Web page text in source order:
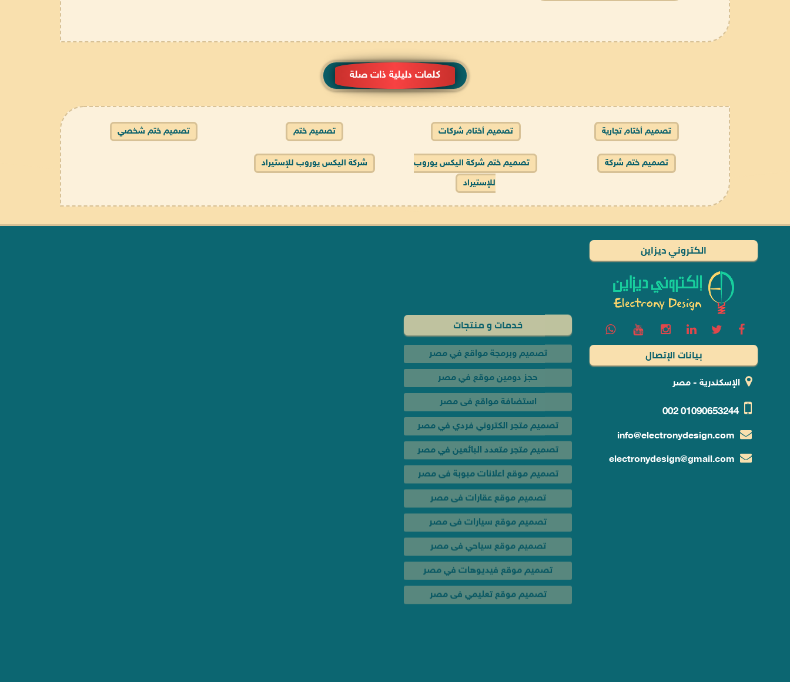
كلمات دليلية ذات صلة
تصميم أختام تجارية تصميم أختام شركات تصميم ختم تصميم ختم شخصي
تصميم ختم شركة
تصميم ختم شركة اليكس يوروب
للإستيراد
شركة اليكس يوروب للإستيراد
الكتروني ديزاين
بيانات الإتصال
الإسكندرية - مصر
01090653244
002
info@electronydesign.com
electronydesign@gmail.com
حجز دومين موقع في مصر
تصميم متجر الكتروني فردي في مصر
تصميم متجر متعدد البائعين في مصر
تصميم موقع اعلانات مبوبة فى مصر
تصميم موقع عقارات فى مصر
تصميم موقع سيارات فى مصر
تصميم موقع سياحي فى مصر
تصميم موقع فيديوهات في مصر
تصميم موقع تعليمي فى مصر